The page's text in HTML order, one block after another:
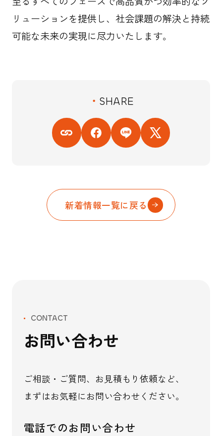
リューションを提供し、社会課題の解決と持続
可能な未来の実現に尽力いたします。
SHARE
新着情報一覧に戻る
CONTACT
お問い合わせ
ご相談・ご質問、お見積もり依頼など、
まずはお気軽にお問い合わせください。
電話でのお問い合わせ